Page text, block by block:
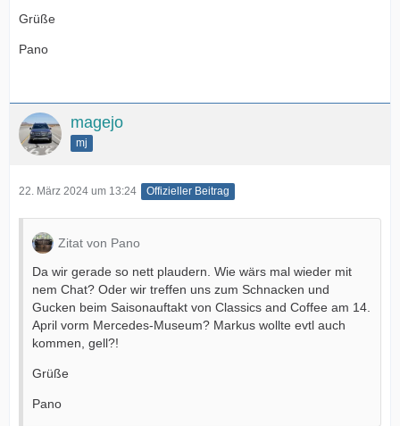
Grüße
Pano
magejo
mj
22. März 2024 um 13:24 Offizieller Beitrag
Zitat von Pano
Da wir gerade so nett plaudern. Wie wärs mal wieder mit
nem Chat? Oder wir treffen uns zum Schnacken und
Gucken beim Saisonauftakt von Classics and Coffee am 14.
April vorm Mercedes-Museum? Markus wollte evtl auch
kommen, gell?!
Grüße
Pano